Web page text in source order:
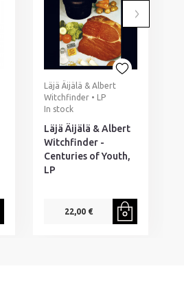
Läjä Äijälä & Albert
Witchfinder • LP
In stock
Läjä Äijälä & Albert
Witchfinder -
Centuries of Youth,
LP
22,00 €